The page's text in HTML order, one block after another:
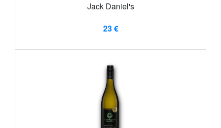
Jack Daniel's
23 €